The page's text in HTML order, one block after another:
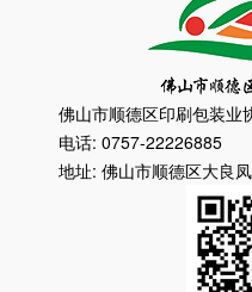
佛山市顺德区印刷包装业
电话: 0757-22226885
地址: 佛山市顺德区大良